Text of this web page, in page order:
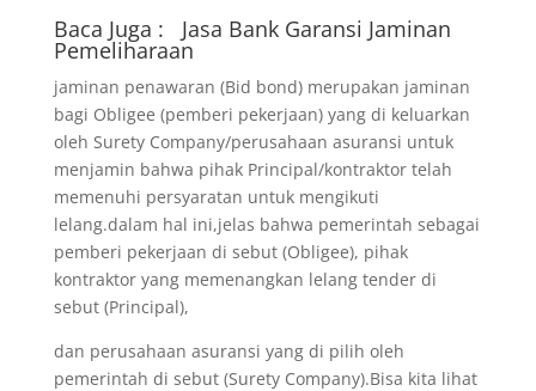
Baca Juga : Jasa Bank Garansi Jaminan
Pemeliharaan
jaminan penawaran (Bid bond) merupakan jaminan
bagi Obligee (pemberi pekerjaan) yang di keluarkan
oleh Surety Company/perusahaan asuransi untuk
menjamin bahwa pihak Principal/kontraktor telah
memenuhi persyaratan untuk mengikuti
lelang.dalam hal ini,jelas bahwa pemerintah sebagai
pemberi pekerjaan di sebut (Obligee), pihak
kontraktor yang memenangkan lelang tender di
sebut (Principal),
dan perusahaan asuransi yang di pilih oleh
pemerintah di sebut (Surety Company).Bisa kita lihat